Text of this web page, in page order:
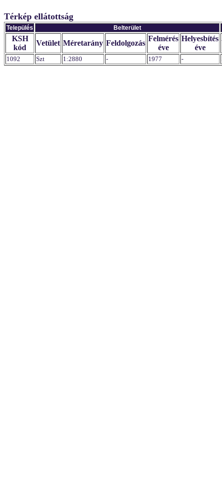
Térkép ellátottság
Település Belterület
KSH
kód
Vetület Méretarány Feldolgozás
Felmérés
éve
Helyesbítés
éve
1092 Szt 1:2880 - 1977 -